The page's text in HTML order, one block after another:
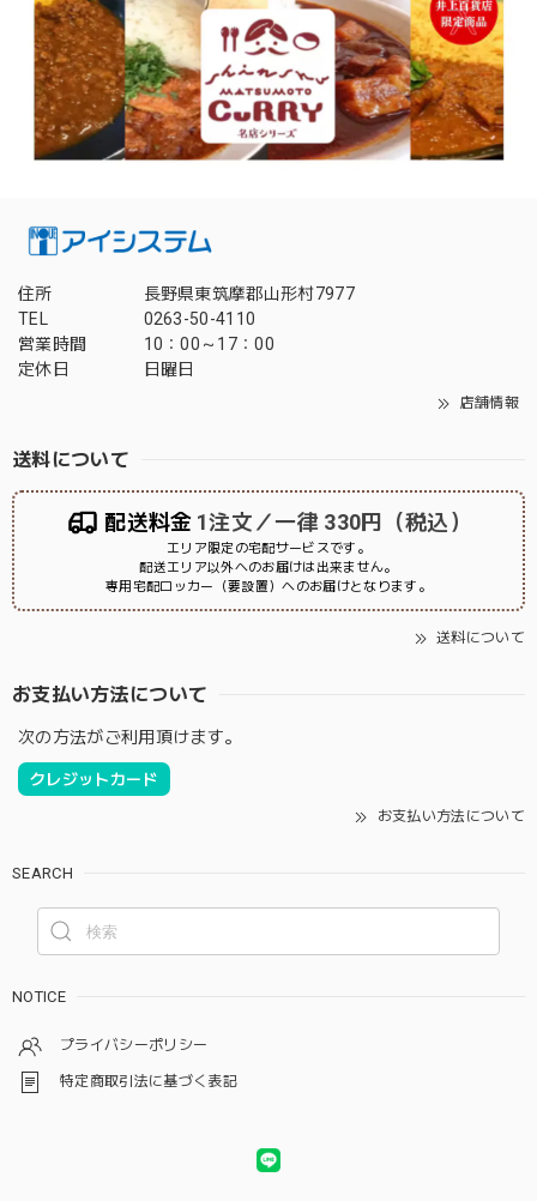
住所
長野県東筑摩郡山形村7977
TEL
0263-50-4110
営業時間
10：00～17：00
定休日
日曜日
店舗情報
送料について
配送料金 1注文／一律 330円（税込）
エリア限定の宅配サービスです。
配送エリア以外へのお届けは出来ません。
専用宅配ロッカー（要設置）へのお届けとなります。
送料について
お支払い方法について
次の方法がご利用頂けます。
クレジットカード
お支払い方法について
SEARCH
NOTICE
プライバシーポリシー
特定商取引法に基づく表記